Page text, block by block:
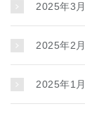
2025年3月
2025年2月
2025年1月